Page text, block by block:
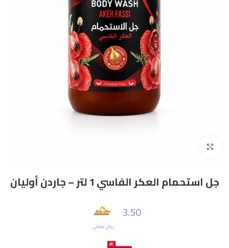
جل استحمام العكر الفاسي 1 لتر – جاردن أوليان
3.50
ريال عماني